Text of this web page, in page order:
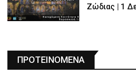
Ζώδιας | 1
ΠΡΟΤΕΙΝΟΜΕΝΑ